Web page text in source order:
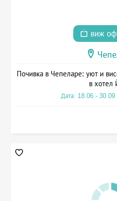
виж
Почивка в Чепеларе: уют и
в хотел
Дата: 18.06 - 30.09